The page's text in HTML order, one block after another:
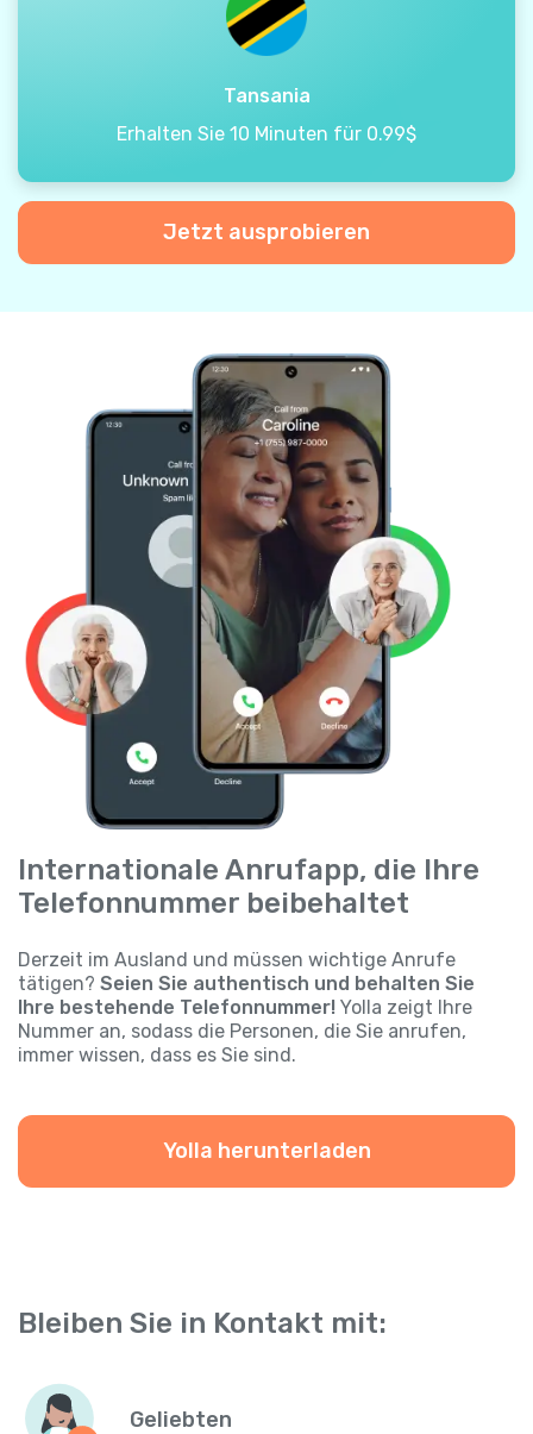
Tansania
Erhalten Sie 10 Minuten für 0.99$
Jetzt ausprobieren
Internationale Anrufapp, die Ihre
Telefonnummer beibehaltet
Derzeit im Ausland und müssen wichtige Anrufe
tätigen? Seien Sie authentisch und behalten Sie
Ihre bestehende Telefonnummer! Yolla zeigt Ihre
Nummer an, sodass die Personen, die Sie anrufen,
immer wissen, dass es Sie sind.
Yolla herunterladen
Bleiben Sie in Kontakt mit:
Geliebten